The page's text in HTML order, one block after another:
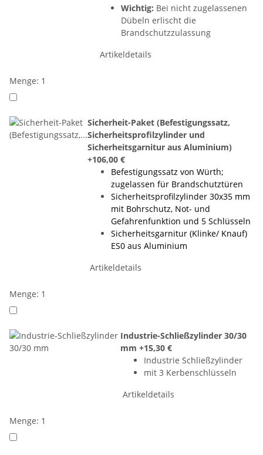
Wichtig: Bei nicht zugelassenen
Dübeln erlischt die
Brandschutzzulassung
Artikeldetails
Menge: 1
Sicherheit-Paket (Befestigungssatz,
Sicherheitsprofilzylinder und
Sicherheitsgarnitur aus Aluminium)
+106,00 €
Befestigungssatz von Würth;
zugelassen für Brandschutztüren
Sicherheitsprofilzylinder 30x35 mm
mit Bohrschutz, Not- und
Gefahrenfunktion und 5 Schlüsseln
Sicherheitsgarnitur (Klinke/ Knauf)
ES0 aus Aluminium
Artikeldetails
Menge: 1
Industrie-Schließzylinder 30/30
mm+15,30 €
Industrie Schließzylinder
mit 3 Kerbenschlüsseln
Artikeldetails
Menge: 1